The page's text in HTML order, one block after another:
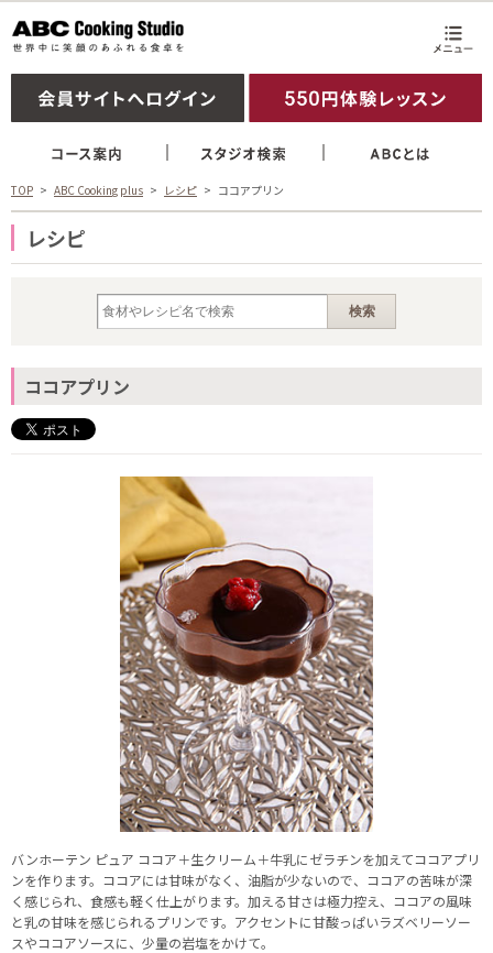
TOP ABC Cooking plus レシピ ココアプリン
レシピ
ココアプリン
バンホーテン ピュア ココア＋生クリーム＋牛乳にゼラチンを加えてココアプリ
ンを作ります。ココアには甘味がなく、油脂が少ないので、ココアの苦味が深
く感じられ、食感も軽く仕上がります。加える甘さは極力控え、ココアの風味
と乳の甘味を感じられるプリンです。アクセントに甘酸っぱいラズベリーソー
スやココアソースに、少量の岩塩をかけて。